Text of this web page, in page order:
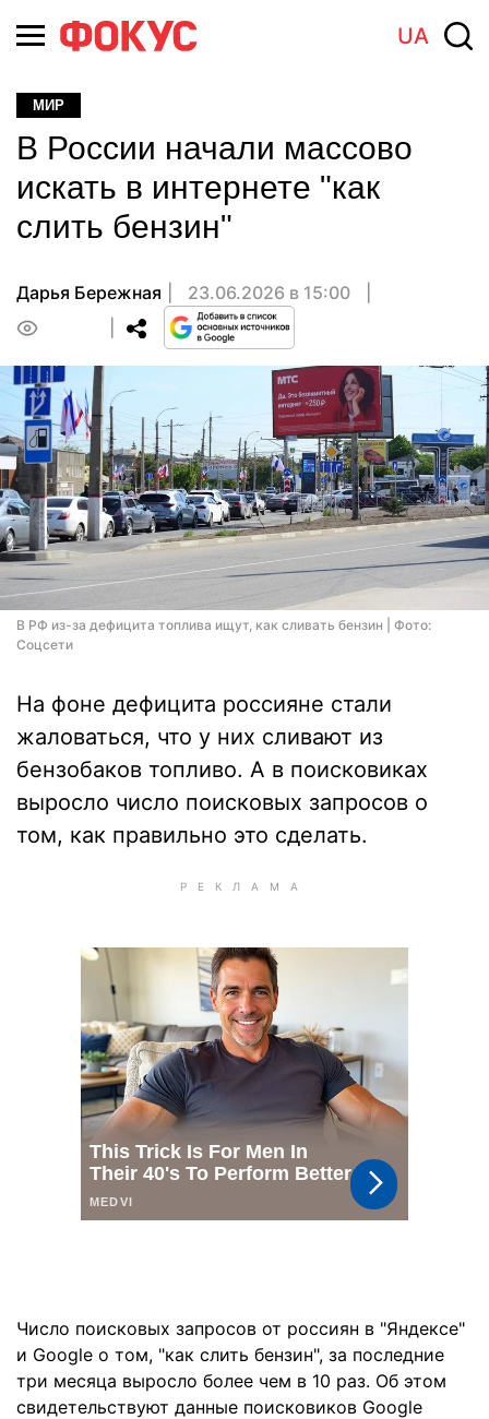
UA
МИР
В России начали массово
искать в интернете "как
слить бензин"
Дарья Бережная
23.06.2026 в 15:00
В РФ из-за дефицита топлива ищут, как сливать бензин | Фото:
Соцсети
На фоне дефицита россияне стали
жаловаться, что у них сливают из
бензобаков топливо. А в поисковиках
выросло число поисковых запросов о
том, как правильно это сделать.
Число поисковых запросов от россиян в "Яндексе"
и Google о том, "как слить бензин", за последние
три месяца выросло более чем в 10 раз. Об этом
свидетельствуют данные поисковиков Google